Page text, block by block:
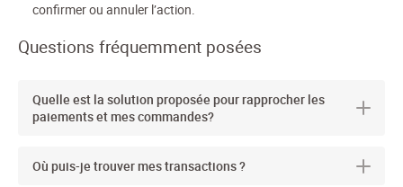
confirmer ou annuler l’action.
Questions fréquemment posées
Quelle est la solution proposée pour rapprocher les
paiements et mes commandes?
Où puis-je trouver mes transactions ?